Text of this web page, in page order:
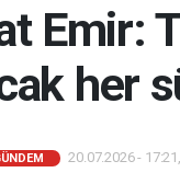
Emir:
her
20.07.2026 -